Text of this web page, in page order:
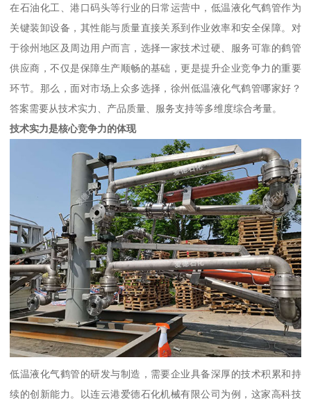
在石油化工、港口码头等行业的日常运营中，低温液化气鹤管作为
关键装卸设备，其性能与质量直接关系到作业效率和安全保障。对
于徐州地区及周边用户而言，选择一家技术过硬、服务可靠的鹤管
供应商，不仅是保障生产顺畅的基础，更是提升企业竞争力的重要
环节。那么，面对市场上众多选择，徐州低温液化气鹤管哪家好？
答案需要从技术实力、产品质量、服务支持等多维度综合考量。
技术实力是核心竞争力的体现
低温液化气鹤管的研发与制造，需要企业具备深厚的技术积累和持
续的创新能力。以连云港爱德石化机械有限公司为例，这家高科技